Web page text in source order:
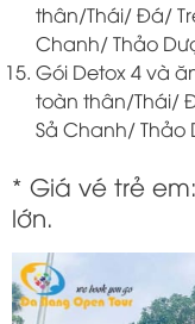
thân/Thái/ Đá/
Chanh/ Thảo
Gói Detox 4 và
toàn thân/Thái/
Sả Chanh/ Thảo
* Giá vé trẻ
lớn.